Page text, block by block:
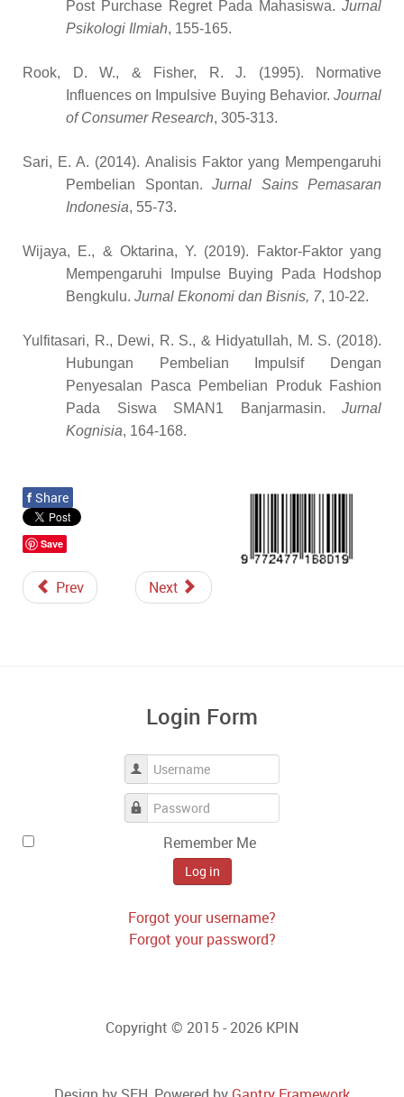
Post Purchase Regret Pada Mahasiswa. Jurnal
Psikologi Ilmiah, 155-165.
Rook, D. W., & Fisher, R. J. (1995). Normative
Influences on Impulsive Buying Behavior. Journal
of Consumer Research, 305-313.
Sari, E. A. (2014). Analisis Faktor yang Mempengaruhi
Pembelian Spontan. Jurnal Sains Pemasaran
Indonesia, 55-73.
Wijaya, E., & Oktarina, Y. (2019). Faktor-Faktor yang
Mempengaruhi Impulse Buying Pada Hodshop
Bengkulu. Jurnal Ekonomi dan Bisnis, 7, 10-22.
Yulfitasari, R., Dewi, R. S., & Hidyatullah, M. S. (2018).
Hubungan Pembelian Impulsif Dengan
Penyesalan Pasca Pembelian Produk Fashion
Pada Siswa SMAN1 Banjarmasin. Jurnal
Kognisia, 164-168.
f Share
Save
Prev Next
Login Form
Username
Password
Remember Me
Log in
Forgot your username?
Forgot your password?
Copyright © 2015 - 2026 KPIN